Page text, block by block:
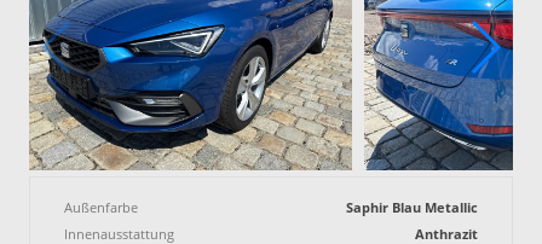
Außenfarbe
Saphir Blau Metallic
Innenausstattung
Anthrazit